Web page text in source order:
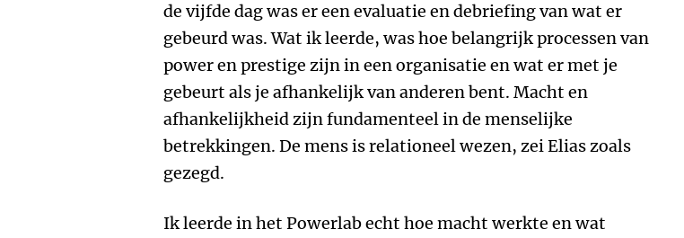
de vijfde dag was er een evaluatie en debriefing van wat er
gebeurd was. Wat ik leerde, was hoe belangrijk processen van
power en prestige zijn in een organisatie en wat er met je
gebeurt als je afhankelijk van anderen bent. Macht en
afhankelijkheid zijn fundamenteel in de menselijke
betrekkingen. De mens is relationeel wezen, zei Elias zoals
gezegd.
Ik leerde in het Powerlab echt hoe macht werkte en wat